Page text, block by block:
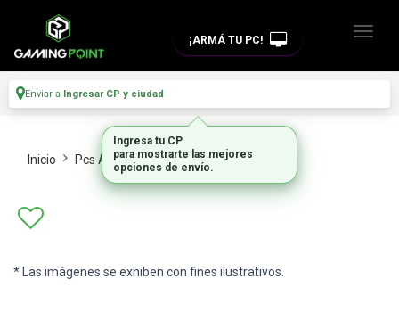
¡ARMÁ TU PC!
Enviar a Ingresar CP y ciudad
Inicio Pcs Armadas Edicion Y Diseno
* Las imágenes se exhiben con fines ilustrativos.
Ingresa tu CP
para mostrarte las mejores
opciones de envío.